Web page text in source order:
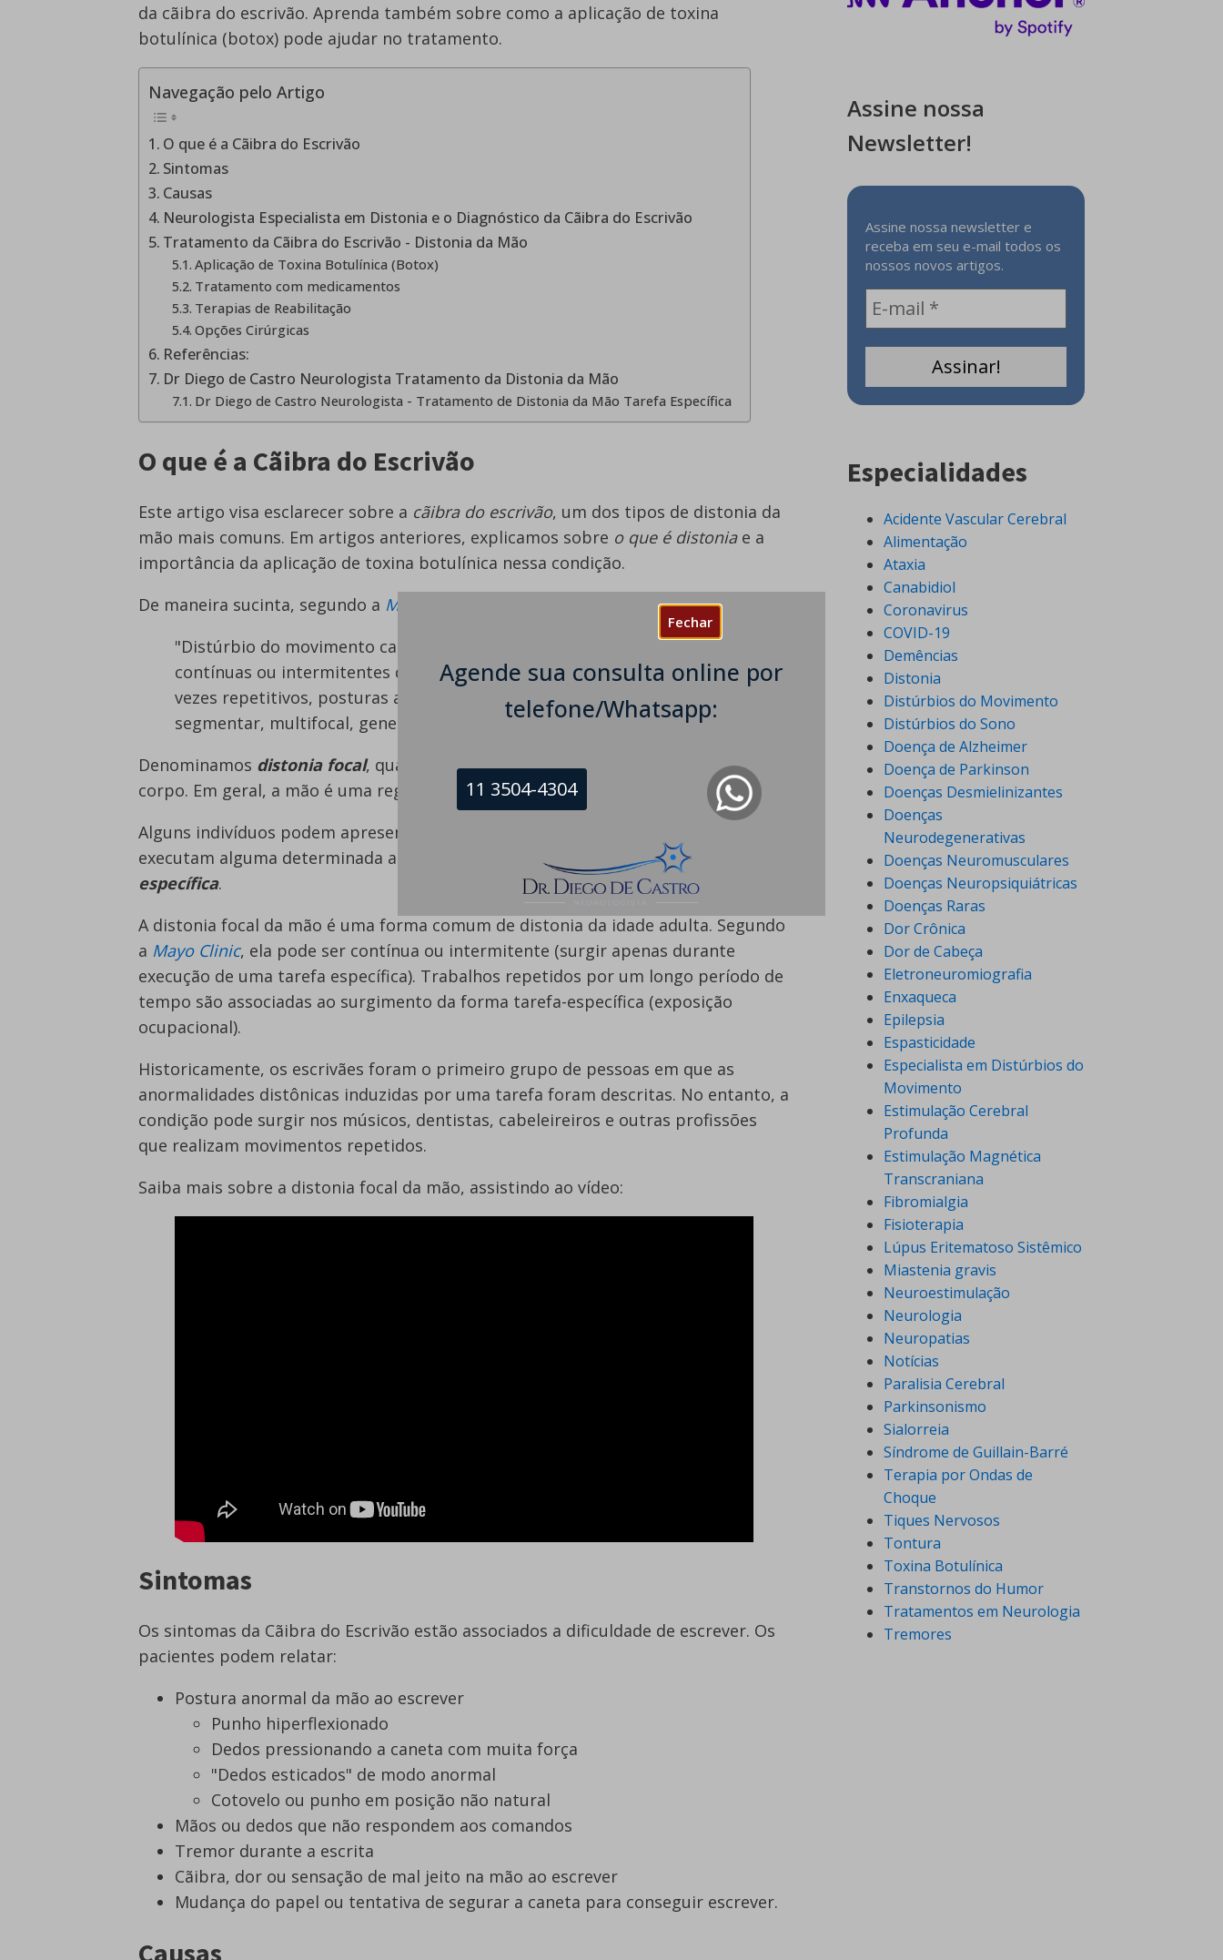
Fechar
Agende sua consulta online por
telefone/Whatsapp:
11 3504-4304
da cãibra do escrivão. Aprenda também sobre como a aplicação de toxina
botulínica (botox) pode ajudar no tratamento.
Navegação pelo Artigo
O que é a Cãibra do Escrivão
Sintomas
Causas
Neurologista Especialista em Distonia e o Diagnóstico da Cãibra do Escrivão
Tratamento da Cãibra do Escrivão - Distonia da Mão
Aplicação de Toxina Botulínica (Botox)
Tratamento com medicamentos
Terapias de Reabilitação
Opções Cirúrgicas
Referências:
Dr Diego de Castro Neurologista Tratamento da Distonia da Mão
Dr Diego de Castro Neurologista - Tratamento de Distonia da Mão Tarefa Específica
O que é a Cãibra do Escrivão
Este artigo visa esclarecer sobre a cãibra do escrivão, um dos tipos de distonia da
mão mais comuns. Em artigos anteriores, explicamos sobre o que é distoniae a
importância da aplicação de toxina botulínica nessa condição.
De maneira sucinta, segundo a Movement Disorder Society distoniaé:
"Distúrbio do movimento caracterizado por contrações musculares
contínuas ou intermitentes que causam movimentos anormais, muitas
vezes repetitivos, posturas anormais ou ambos, podendo ser focal,
segmentar, multifocal, generalizada ou hemidistonia".
Denominamos distonia focal, quando está localizada em uma parte específica do
corpo. Em geral, a mão é uma região comumente afetada.
Alguns indivíduos podem apresentar a postura ou tremor apenas quando
executam alguma determinada ação - a esse fenômeno chamamosdistonia tarefa
específica.
A distonia focal da mão é uma forma comum de distonia da idade adulta. Segundo
a Mayo Clinic, ela pode ser contínua ou intermitente (surgir apenas durante
execução de uma tarefa específica). Trabalhos repetidos por um longo período de
tempo são associadas ao surgimento da forma tarefa-específica (exposição
ocupacional).
Historicamente, os escrivães foram o primeiro grupo de pessoas em que as
anormalidades distônicas induzidas por uma tarefa foram descritas. No entanto, a
condição pode surgir nos músicos, dentistas, cabeleireiros e outras profissões
que realizam movimentos repetidos.
Saiba mais sobre a distonia focal da mão, assistindo ao vídeo:
Sintomas
Os sintomas da Cãibra do Escrivão estão associados a dificuldade de escrever. Os
pacientes podem relatar:
Postura anormal da mão ao escrever
Punho hiperflexionado
Dedos pressionando a caneta com muita força
"Dedos esticados" de modo anormal
Cotovelo ou punho em posição não natural
Mãos ou dedos que não respondem aos comandos
Tremor durante a escrita
Cãibra, dor ou sensação de mal jeito na mão ao escrever
Mudança do papel ou tentativa de segurar a caneta para conseguir escrever.
Causas
Assine nossa
Newsletter!
Assine nossa newsletter e
receba em seu e-mail todos os
nossos novos artigos.
Especialidades
Acidente Vascular Cerebral
Alimentação
Ataxia
Canabidiol
Coronavirus
COVID-19
Demências
Distonia
Distúrbios do Movimento
Distúrbios do Sono
Doença de Alzheimer
Doença de Parkinson
Doenças Desmielinizantes
Doenças
Neurodegenerativas
Doenças Neuromusculares
Doenças Neuropsiquiátricas
Doenças Raras
Dor Crônica
Dor de Cabeça
Eletroneuromiografia
Enxaqueca
Epilepsia
Espasticidade
Especialista em Distúrbios do
Movimento
Estimulação Cerebral
Profunda
Estimulação Magnética
Transcraniana
Fibromialgia
Fisioterapia
Lúpus Eritematoso Sistêmico
Miastenia gravis
Neuroestimulação
Neurologia
Neuropatias
Notícias
Paralisia Cerebral
Parkinsonismo
Sialorreia
Síndrome de Guillain-Barré
Terapia por Ondas de
Choque
Tiques Nervosos
Tontura
Toxina Botulínica
Transtornos do Humor
Tratamentos em Neurologia
Tremores